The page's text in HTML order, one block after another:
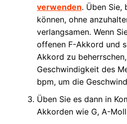
verwenden. Üben Sie,
können, ohne
verlangsamen. Wenn
offenen F-Akkord und
Akkord zu
Geschwindigkeit des
bpm, um die
Üben Sie es dann in
Akkorden wie G, A-